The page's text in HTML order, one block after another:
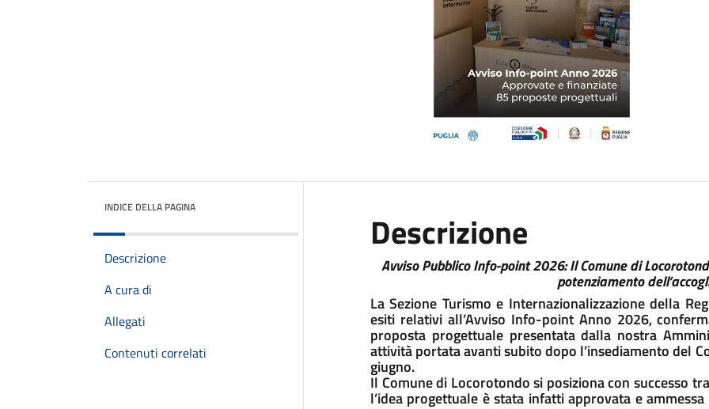
INDICE DELLA PAGINA
Descrizione
A cura di
Allegati
Contenuti correlati
Descrizione
Avviso Pubblico Info-point 2026: Il Comune di
potenziamento
La Sezione Turismo e Internazionalizzazione della
esiti relativi all’Avviso Info-point Anno 2026,
proposta progettuale presentata dalla nostra
attività portata avanti subito dopo l’insediamento del
giugno.
Il Comune di Locorotondo si posiziona con successo
l’idea progettuale è stata infatti approvata e